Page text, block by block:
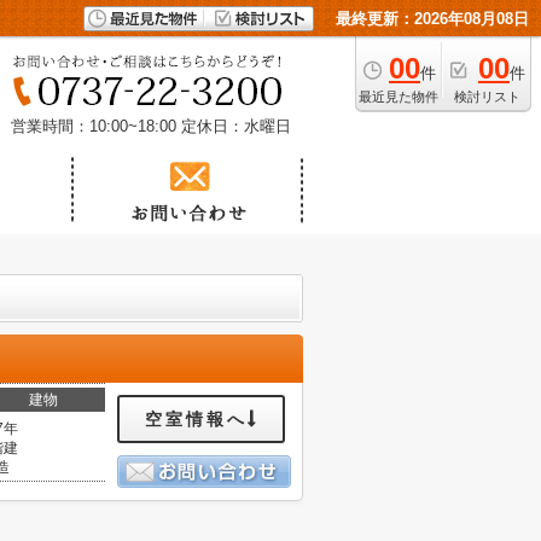
最終更新：2026年08月08日
00件
最近見た物件
00件
検討リスト
営業時間：10:00~18:00 定休日：水曜日
建物
年
建
空室情報へ